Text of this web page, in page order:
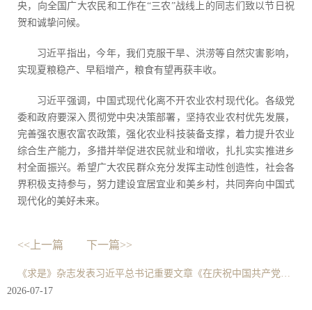
央，向全国广大农民和工作在“三农”战线上的同志们致以节日祝
贺和诚挚问候。
习近平指出，今年，我们克服干旱、洪涝等自然灾害影响，
实现夏粮稳产、早稻增产，粮食有望再获丰收。
习近平强调，中国式现代化离不开农业农村现代化。各级党
委和政府要深入贯彻党中央决策部署，坚持农业农村优先发展，
完善强农惠农富农政策，强化农业科技装备支撑，着力提升农业
综合生产能力，多措并举促进农民就业和增收，扎扎实实推进乡
村全面振兴。希望广大农民群众充分发挥主动性创造性，社会各
界积极支持参与，努力建设宜居宜业和美乡村，共同奔向中国式
现代化的美好未来。
<<上一篇 下一篇>>
《求是》杂志发表习近平总书记重要文章《在庆祝中国共产党成立105周年大会上的讲话》
2026-07-17